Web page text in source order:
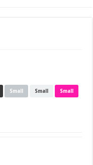
Small Small Small